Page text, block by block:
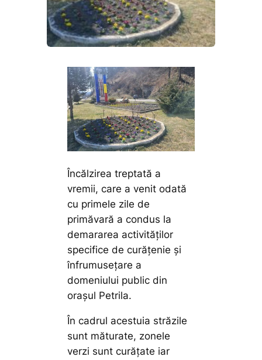
Încălzirea treptată a
vremii, care a venit odată
cu primele zile de
primăvară a condus la
demararea activităților
specifice de curățenie și
înfrumusețare a
domeniului public din
orașul Petrila.
În cadrul acestuia străzile
sunt măturate, zonele
verzi sunt curățate iar